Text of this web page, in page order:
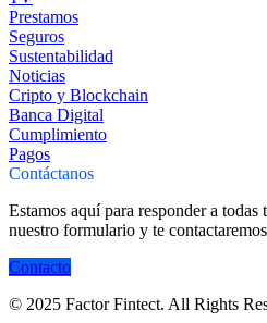
Prestamos
Seguros
Sustentabilidad
Noticias
Cripto y Blockchain
Banca Digital
Cumplimiento
Pagos
Contáctanos
Estamos aquí para responder a todas t
nuestro formulario y te
Contacto
© 2025 Factor Fintect. All Rights